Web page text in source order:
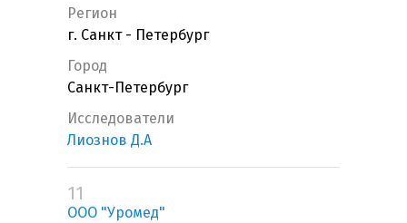
Регион
г. Санкт - Петербург
Город
Санкт-Петербург
Исследователи
Лиознов Д.А
11
ООО "Уромед"